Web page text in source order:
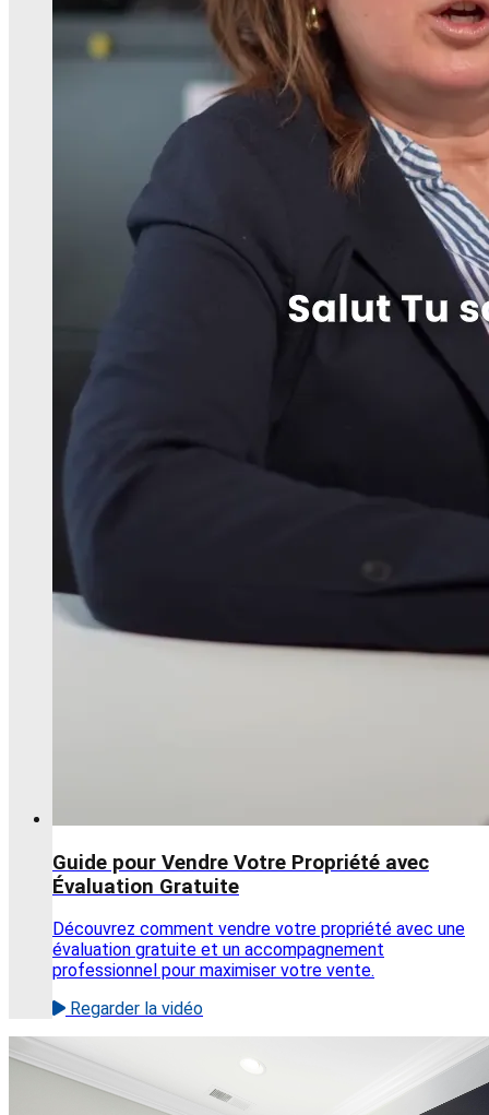
Guide pour Vendre Votre Propriété avec
Évaluation Gratuite
Découvrez comment vendre votre propriété avec une
évaluation gratuite et un accompagnement
professionnel pour maximiser votre vente.
Regarder la vidéo